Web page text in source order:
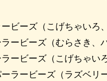
ビーズ（こげちゃいろ
ービーズ（むらさき、
ービーズ（こげちゃい
ラービーズ（ラズベリ